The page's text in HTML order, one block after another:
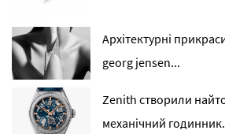
Архітектурні
georg jensen...
Zenith створили
механічний